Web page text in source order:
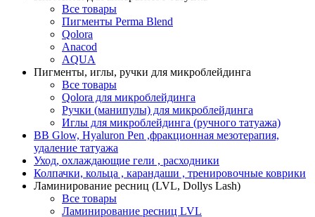
Все товары
Пигменты Perma Blend
Qolora
Anacod
AQUA
Пигменты, иглы, ручки для микроблейдинга
Все товары
Qolora для микроблейдинга
Ручки (манипулы) для микроблейдинга
Иглы для микроблейдинга (ручного татуажа)
BB Glow, Hyaluron Pen ,фракционная мезотерапия,
удаление татуажа
Уход, охлаждающие гели , расходники
Колпачки, кольца , карандаши , тренировочные коврики
Ламинирование ресниц (LVL, Dollys Lash)
Все товары
Ламинирование ресниц LVL